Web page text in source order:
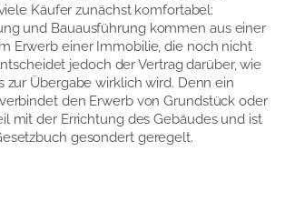
Käufer zunächst komfortabel:
und Bauausführung kommen aus einer
Erwerb einer Immobilie, die noch nicht
jedoch der Vertrag darüber, wie
zur Übergabe wirklich wird. Denn ein
den Erwerb von Grundstück oder
mit der Errichtung des Gebäudes und ist
gesondert geregelt.